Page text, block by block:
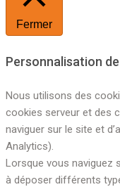
Fermer
Personnalisation
Nous utilisons des
cookies serveur et des
naviguer sur le site et
Analytics).
Lorsque vous naviguez
à déposer différents